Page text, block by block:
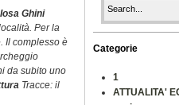
Iosa Ghini
Per la
Il complesso è
da subito uno
Tracce: il
Categorie
1
ATTUALITA'